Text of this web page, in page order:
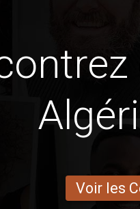
Voir les